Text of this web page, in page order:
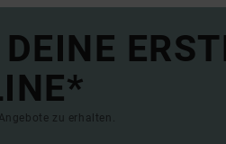
zu erhalten.